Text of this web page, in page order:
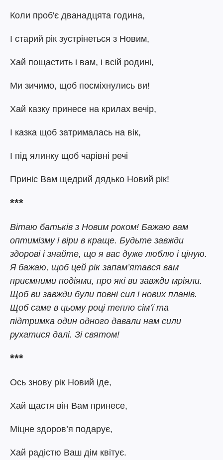
Коли проб'є дванадцята година,
І старий рік зустрінеться з Новим,
Хай пощастить і вам, і всій родині,
Ми зичимо, щоб посміхнулись ви!
Хай казку принесе на крилах вечір,
І казка щоб затрималась на вік,
І під ялинку щоб чарівні речі
Приніс Вам щедрий дядько Новий рік!
***
Вітаю батьків з Новим роком! Бажаю вам
оптимізму і віри в краще. Будьте завжди
здорові і знайте, що я вас дуже люблю і ціную.
Я бажаю, щоб цей рік запам’ятався вам
приємними подіями, про які ви завжди мріяли.
Щоб ви завжди були повні сил і нових планів.
Щоб саме в цьому році тепло сім’ї та
підтримка один одного давали нам сили
рухатися далі. Зі святом!
***
Ось знову рік Новий іде,
Хай щастя він Вам принесе,
Міцне здоров’я подарує,
Хай радістю Ваш дім квітує.